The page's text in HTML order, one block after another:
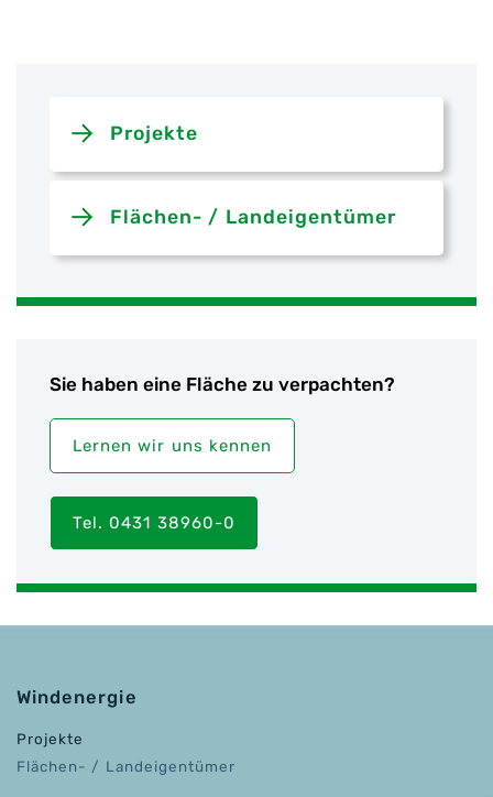
Projekte
Flächen- / Landeigentümer
Sie haben eine Fläche zu verpachten?
Lernen wir uns kennen
Tel. 0431 38960-0
Windenergie
Projekte
Flächen- / Landeigentümer